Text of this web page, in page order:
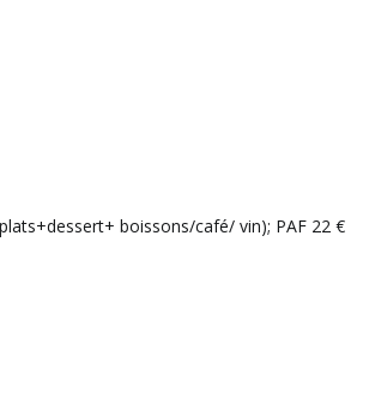
boissons/café/ vin); PAF 22 €